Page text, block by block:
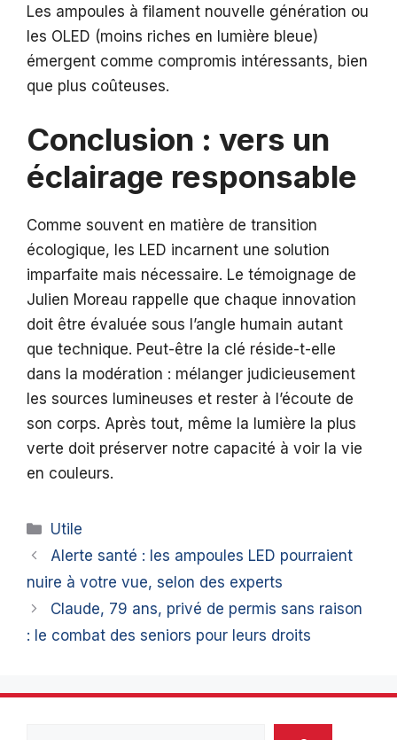
Les ampoules à filament nouvelle génération ou
les OLED (moins riches en lumière bleue)
émergent comme compromis intéressants, bien
que plus coûteuses.
Conclusion : vers un
éclairage responsable
Comme souvent en matière de transition
écologique, les LED incarnent une solution
imparfaite mais nécessaire. Le témoignage de
Julien Moreau rappelle que chaque innovation
doit être évaluée sous l’angle humain autant
que technique. Peut-être la clé réside-t-elle
dans la modération : mélanger judicieusement
les sources lumineuses et rester à l’écoute de
son corps. Après tout, même la lumière la plus
verte doit préserver notre capacité à voir la vie
en couleurs.
Catégories
Utile
Alerte santé : les ampoules LED pourraient
nuire à votre vue, selon des experts
Claude, 79 ans, privé de permis sans raison
: le combat des seniors pour leurs droits